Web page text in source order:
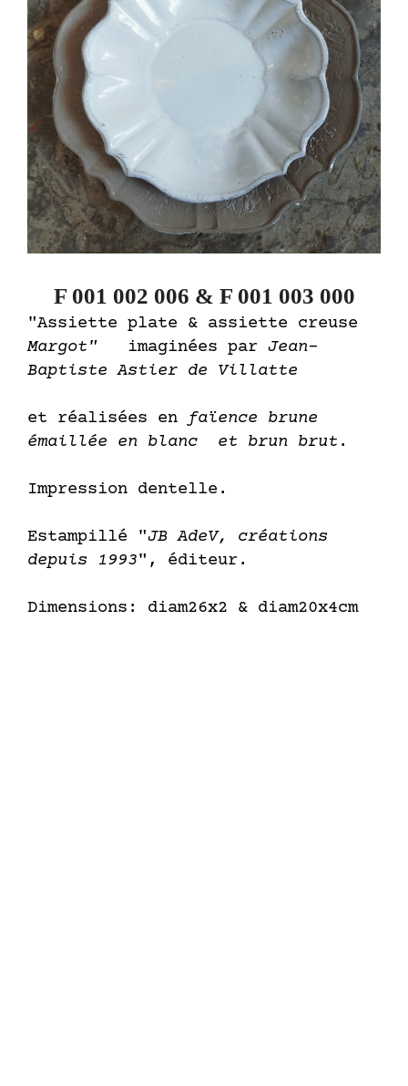
F 001 002 006 & F 001 003 000
"Assiette plate & assiette creuse
Margot"
imaginées par Jean-
Baptiste Astier de Villatte
et réalisées en faïence brune
émaillée en blanc et brun brut .
Impression dentelle.
Estampillé "JB AdeV, créations
depuis 1993", éditeur.
Dimensions: diam26x2 & diam20x4cm